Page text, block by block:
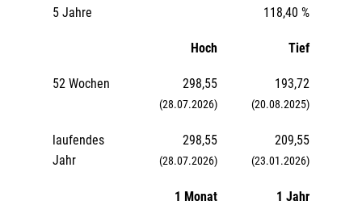
5 Jahre 118,40 %
Hoch Tief
52 Wochen 298,55
(28.07.2026)
193,72
(20.08.2025)
laufendes
Jahr
298,55
(28.07.2026)
209,55
(23.01.2026)
1 Monat 1 Jahr